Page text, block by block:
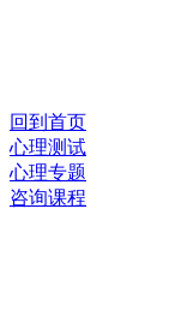
回到首页
心理测试
心理专题
咨询课程